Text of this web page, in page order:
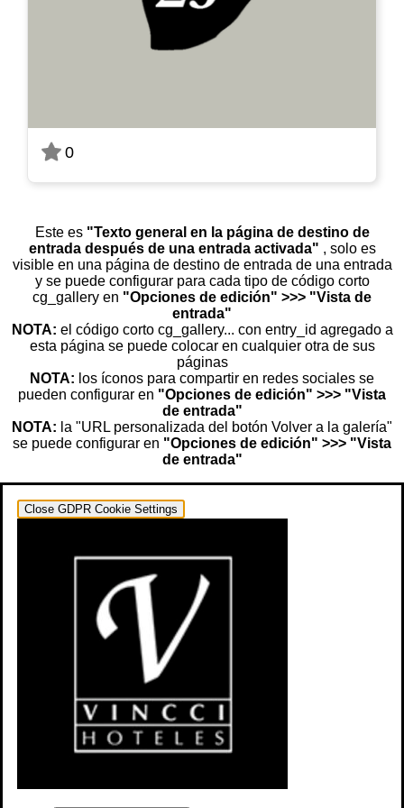
0
Este es "Texto general en la página de destino de
entrada después de una entrada activada" , solo es
visible en una página de destino de entrada de una entrada
y se puede configurar para cada tipo de código corto
cg_gallery en "Opciones de edición" >>> "Vista de
entrada"
NOTA: el código corto cg_gallery... con entry_id agregado a
esta página se puede colocar en cualquier otra de sus
páginas
NOTA: los íconos para compartir en redes sociales se
pueden configurar en "Opciones de edición" >>> "Vista
de entrada"
NOTA: la "URL personalizada del botón Volver a la galería"
se puede configurar en "Opciones de edición" >>> "Vista
de entrada"
Close GDPR Cookie Settings